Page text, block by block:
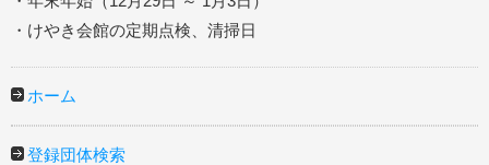
・けやき会館の定期点検、清掃日
ホーム
登録団体検索